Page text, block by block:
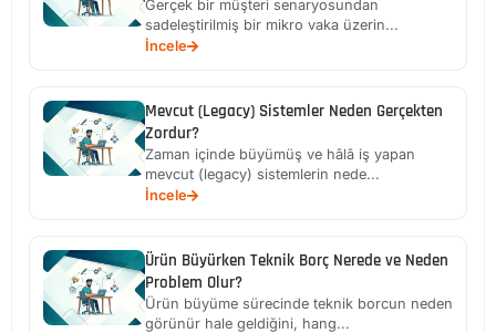
Gerçek bir müşteri senaryosundan
sadeleştirilmiş bir mikro vaka üzerin...
İncele
Mevcut (Legacy) Sistemler Neden Gerçekten
Zordur?
Zaman içinde büyümüş ve hâlâ iş yapan
mevcut (legacy) sistemlerin nede...
İncele
Ürün Büyürken Teknik Borç Nerede ve Neden
Problem Olur?
Ürün büyüme sürecinde teknik borcun neden
görünür hale geldiğini, hang...